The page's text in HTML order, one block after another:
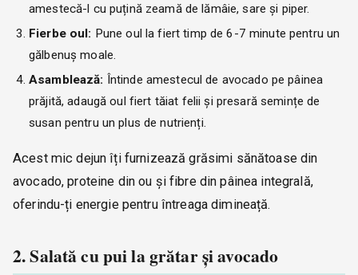
amestecă-l cu puțină zeamă de lămâie, sare și piper.
Fierbe oul: Pune oul la fiert timp de 6-7 minute pentru un
gălbenuș moale.
Asamblează: Întinde amestecul de avocado pe pâinea
prăjită, adaugă oul fiert tăiat felii și presară semințe de
susan pentru un plus de nutrienți.
Acest mic dejun îți furnizează grăsimi sănătoase din
avocado, proteine din ou și fibre din pâinea integrală,
oferindu-ți energie pentru întreaga dimineață.
2. Salată cu pui la grătar și avocado